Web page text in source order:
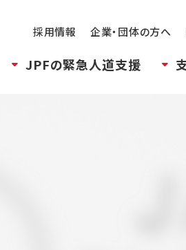
採用情報 企業・団体の方へ
JPFの緊急人道支援